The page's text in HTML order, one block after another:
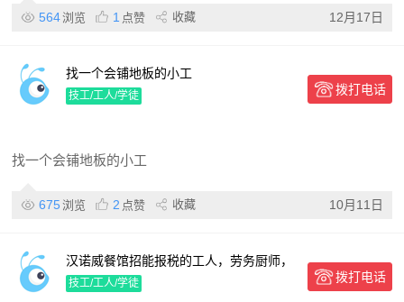
564浏览 1 点赞 收藏 12月17日
找一个会铺地板的小工
技工/工人/学徒 拨打电话
找一个会铺地板的小工
675 浏览 2 点赞 收藏 10月11日
汉诺威餐馆招能报税的工人，劳务厨师，
技工，帮厨
技工/工人/学徒 拨打电话